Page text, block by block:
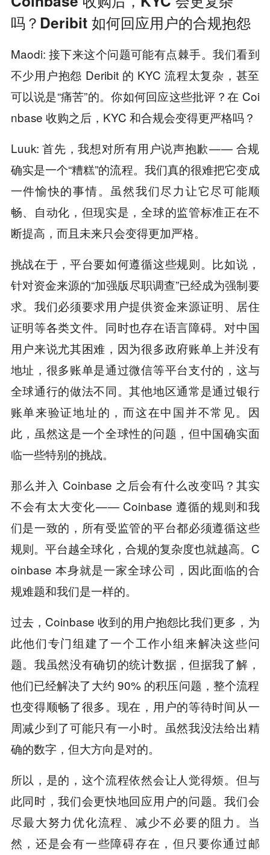
吗？Deribit 如何回应用户的合规抱怨
Maodi: 接下来这个问题可能有点棘手。我们看到
不少用户抱怨 Deribit 的 KYC 流程太复杂，甚至
可以说是“痛苦”的。你如何回应这些批评？在 Coi
nbase 收购之后，KYC 和合规会变得更严格吗？
Luuk: 首先，我想对所有用户说声抱歉 — — 合规
确实是一个“糟糕”的流程。我们真的很难把它变成
一件愉快的事情。虽然我们尽力让它尽可能顺
畅、自动化，但现实是，全球的监管标准正在不
断提高，而且未来只会变得更加严格。
挑战在于，平台要如何遵循这些规则。比如说，
针对资金来源的“加强版尽职调查”已经成为强制要
求。我们必须要求用户提供资金来源证明、居住
证明等各类文件。同时也存在语言障碍。对中国
用户来说尤其困难，因为很多政府账单上并没有
地址，很多账单是通过微信等平台支付的，这与
全球通行的做法不同。其他地区通常是通过银行
账单来验证地址的，而这在中国并不常见。因
此，虽然这是一个全球性的问题，但中国确实面
临一些特别的挑战。
那么并入 Coinbase 之后会有什么改变吗？其实
不会有太大变化 — — Coinbase 遵循的规则和我
们是一致的，所有受监管的平台都必须遵循这些
规则。平台越全球化，合规的复杂度也就越高。C
oinbase 本身就是一家全球公司，因此面临的合
规难题和我们是一样的。
过去，Coinbase 收到的用户抱怨比我们更多，为
此他们专门组建了一个工作小组来解决这些问
题。我虽然没有确切的统计数据，但据我了解，
他们已经解决了大约 90% 的积压问题，整个流程
也变得顺畅了很多。现在，用户的等待时间从一
周减少到了可能只有一小时。虽然我没法给出精
确的数字，但大方向是对的。
所以，是的，这个流程依然会让人觉得烦。但与
此同时，我们会更快地回应用户的问题。我们会
尽最大努力优化流程、减少不必要的阻力。当
然，还是会有一些障碍存在，但只要你通过邮